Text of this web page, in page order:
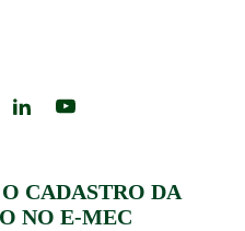
CADASTRO DA
NO E-MEC